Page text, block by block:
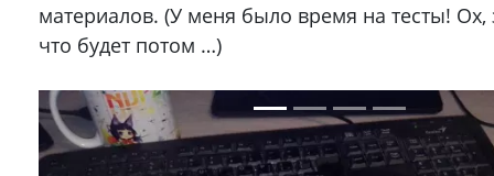
материалов. (У меня было время на тесты! Ох,
что будет потом …)